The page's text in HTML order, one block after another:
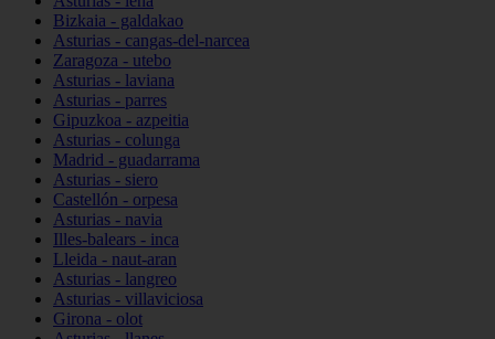
Bizkaia - galdakao
Asturias - cangas-del-narcea
Zaragoza - utebo
Asturias - laviana
Asturias - parres
Gipuzkoa - azpeitia
Asturias - colunga
Madrid - guadarrama
Asturias - siero
Castellón - orpesa
Asturias - navia
Illes-balears - inca
Lleida - naut-aran
Asturias - langreo
Asturias - villaviciosa
Girona - olot